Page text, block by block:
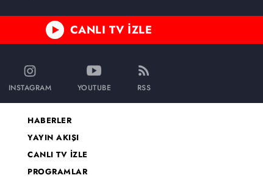
CANLI TV İZLE
INSTAGRAM YOUTUBE RSS
HABERLER
YAYIN AKIŞI
CANLI TV İZLE
PROGRAMLAR